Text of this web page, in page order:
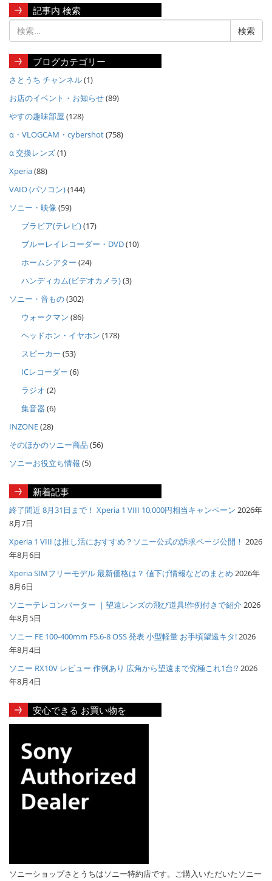
記事内 検索
ブログカテゴリー
さとうち チャンネル(1)
お店のイベント・お知らせ(89)
やすの趣味部屋 (128)
α・VLOGCAM・cybershot(758)
α 交換レンズ(1)
Xperia(88)
VAIO (パソコン)(144)
ソニー・映像(59)
ブラビア(テレビ)(17)
ブルーレイレコーダー・DVD(10)
ホームシアター (24)
ハンディカム(ビデオカメラ)(3)
ソニー・音もの(302)
ウォークマン (86)
ヘッドホン・イヤホン (178)
スピーカー (53)
ICレコーダー (6)
ラジオ (2)
集音器 (6)
INZONE(28)
そのほかのソニー商品 (56)
ソニーお役立ち情報 (5)
新着記事
終了間近 8月31日まで！ Xperia 1 VIII 10,000円相当キャンペーン 2026年
8月7日
Xperia 1 VIII は推し活におすすめ？ソニー公式の訴求ページ公開！ 2026
年8月6日
Xperia SIMフリーモデル 最新価格は？ 値下げ情報などのまとめ 2026年
8月6日
ソニーテレコンバーター ｜望遠レンズの飛び道具!作例付きで紹介2026
年8月5日
ソニー FE 100-400mm F5.6-8 OSS 発表 小型軽量 お手頃望遠キタ!2026
年8月4日
ソニー RX10V レビュー 作例あり 広角から望遠まで究極これ1台!?2026
年8月4日
安心できる お買い物を
ソニーショップさとうちはソニー特約店です。ご購入いただいたソニー